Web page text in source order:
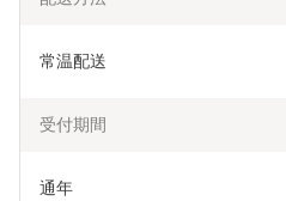
常温配送
受付期間
通年